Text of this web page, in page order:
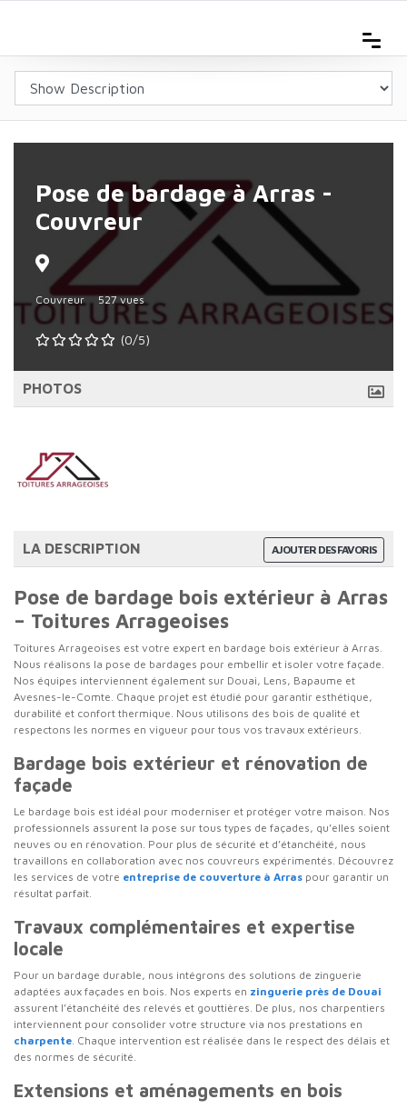
Pose de bardage à Arras -
Couvreur
Couvreur 527 vues
(0/5)
PHOTOS
AJOUTER DES FAVORIS
LA DESCRIPTION
Pose de bardage bois extérieur à Arras
– Toitures Arrageoises
Toitures Arrageoises est votre expert en bardage bois extérieur à Arras.
Nous réalisons la pose de bardages pour embellir et isoler votre façade.
Nos équipes interviennent également sur Douai, Lens, Bapaume et
Avesnes-le-Comte. Chaque projet est étudié pour garantir esthétique,
durabilité et confort thermique. Nous utilisons des bois de qualité et
respectons les normes en vigueur pour tous vos travaux extérieurs.
Bardage bois extérieur et rénovation de
façade
Le bardage bois est idéal pour moderniser et protéger votre maison. Nos
professionnels assurent la pose sur tous types de façades, qu’elles soient
neuves ou en rénovation. Pour plus de sécurité et d’étanchéité, nous
travaillons en collaboration avec nos couvreurs expérimentés. Découvrez
les services de votre entreprise de couverture à Arras pour garantir un
résultat parfait.
Travaux complémentaires et expertise
locale
Pour un bardage durable, nous intégrons des solutions de zinguerie
adaptées aux façades en bois. Nos experts en zinguerie près de Douai
assurent l’étanchéité des relevés et gouttières. De plus, nos charpentiers
interviennent pour consolider votre structure via nos prestations en
charpente. Chaque intervention est réalisée dans le respect des délais et
des normes de sécurité.
Extensions et aménagements en bois